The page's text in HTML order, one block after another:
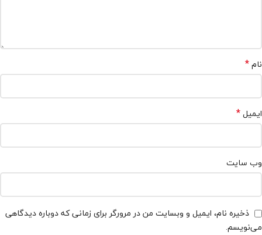
نام*
ایمیل*
وب‌ سایت
ذخیره نام، ایمیل و وبسایت من در مرورگر برای زمانی که دوباره دیدگاهی
می‌نویسم.